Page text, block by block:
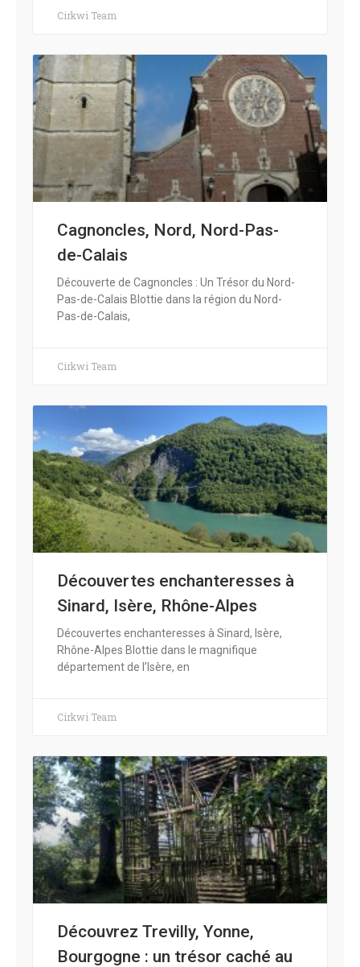
Cirkwi Team
Cagnoncles, Nord, Nord-Pas-
de-Calais
Découverte de Cagnoncles : Un Trésor du Nord-
Pas-de-Calais Blottie dans la région du Nord-
Pas-de-Calais,
Cirkwi Team
Découvertes enchanteresses à
Sinard, Isère, Rhône-Alpes
Découvertes enchanteresses à Sinard, Isère,
Rhône-Alpes Blottie dans le magnifique
département de l’Isère, en
Cirkwi Team
Découvrez Trevilly, Yonne,
Bourgogne : un trésor caché au